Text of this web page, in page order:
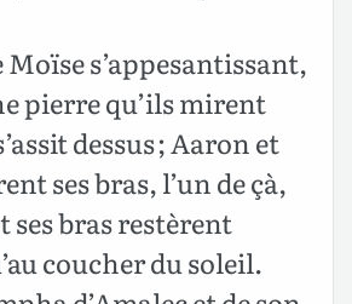
Moïse s’appesantissant,
pierre qu’ils mirent
dessus ; Aaron et
ses bras, l’un de çà,
ses bras restèrent
coucher du soleil.